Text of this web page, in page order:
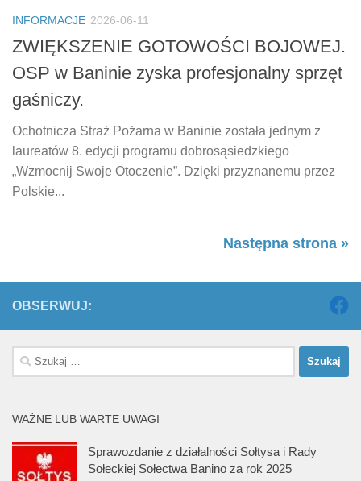
INFORMACJE 2026-06-11
ZWIĘKSZENIE GOTOWOŚCI BOJOWEJ.
OSP w Baninie zyska profesjonalny sprzęt
gaśniczy.
Ochotnicza Straż Pożarna w Baninie została jednym z
laureatów 8. edycji programu dobrosąsiedzkiego
„Wzmocnij Swoje Otoczenie”. Dzięki przyznanemu przez
Polskie...
Następna strona »
OBSERWUJ:
Szukaj:
WAŻNE LUB WARTE UWAGI
Sprawozdanie z działalności Sołtysa i Rady
Sołeckiej Sołectwa Banino za rok 2025